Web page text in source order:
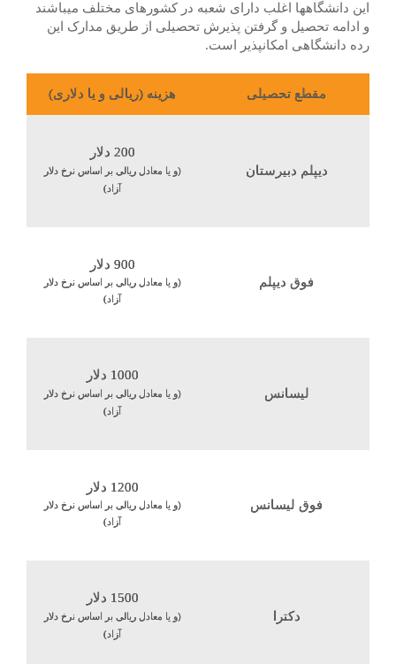
این دانشگاهها اغلب دارای شعبه در کشورهای مختلف میباشند
و ادامه تحصیل و گرفتن پذیرش تحصیلی از طریق مدارک این
رده دانشگاهی امکانپذیر است.
مقطع تحصیلی هزینه (ریالی و یا دلاری)
دیپلم دبیرستان
200 دلار
(و یا معادل ریالی بر اساس نرخ دلار
آزاد)
فوق دیپلم
900 دلار
(و یا معادل ریالی بر اساس نرخ دلار
آزاد)
لیسانس
1000 دلار
(و یا معادل ریالی بر اساس نرخ دلار
آزاد)
فوق لیسانس
1200 دلار
(و یا معادل ریالی بر اساس نرخ دلار
آزاد)
دکترا
1500 دلار
(و یا معادل ریالی بر اساس نرخ دلار
آزاد)